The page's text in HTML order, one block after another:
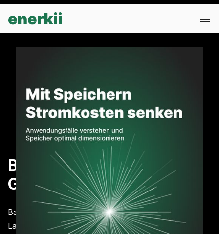
Batteriespeicher im
Gewerbe
Batteriespeicher sind gerade in aller Munde:
Lastspitzen kappen, von negativen Strompreisen